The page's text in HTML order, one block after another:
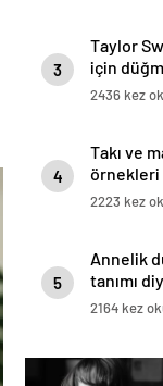
3
Taylor
için
2436 kez
4
Takı ve
örnekleri
2223 kez
5
Annelik
tanımı
2164 kez